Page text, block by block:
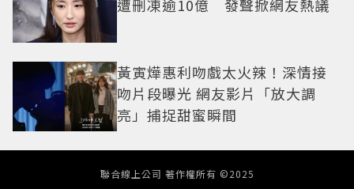
遭刪凍逾10億 發聲掀網友熱議
黃寅燁惠利吻戲太火辣！深情接
吻片段曝光 網友影片「放大調
亮」捕捉甜蜜瞬間
聯合線上公司 著作權所有 ©2025